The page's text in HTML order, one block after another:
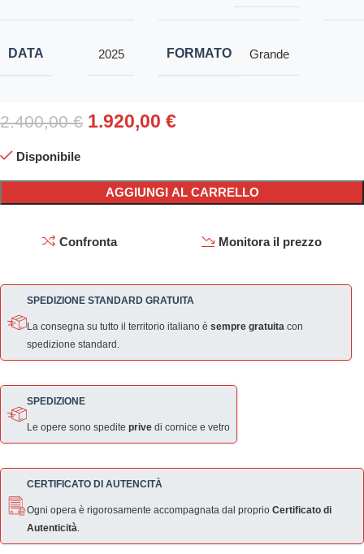
DATA 2025 FORMATO Grande
2.400,00€ 1.920,00 €
Disponibile
AGGIUNGI AL CARRELLO
Confronta Monitora il prezzo
SPEDIZIONE STANDARD GRATUITA
La consegna su tutto il territorio italiano è sempre gratuita con
spedizione standard.
SPEDIZIONE
Le opere sono spedite prive di cornice e vetro
CERTIFICATO DI AUTENCITÀ
Ogni opera è rigorosamente accompagnata dal proprio Certificato di
Autenticità.